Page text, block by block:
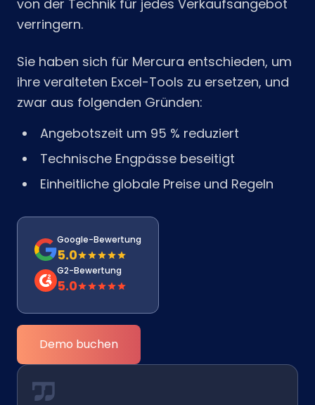
von der Technik für jedes Verkaufsangebot
verringern.
Sie haben sich für Mercura entschieden, um
ihre veralteten Excel-Tools zu ersetzen, und
zwar aus folgenden Gründen:
Angebotszeit um 95 % reduziert
Technische Engpässe beseitigt
Einheitliche globale Preise und Regeln
Google-Bewertung
5.0
G2-Bewertung
5.0
Demo buchen